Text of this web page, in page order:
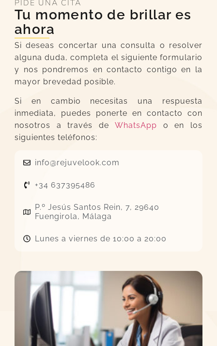
PIDE UNA CITA
Tu momento de brillar es
ahora
Si deseas concertar una consulta o resolver
alguna duda, completa el siguiente formulario
y nos pondremos en contacto contigo en la
mayor brevedad posible.
Si en cambio necesitas una respuesta
inmediata, puedes ponerte en contacto con
nosotros a través deWhatsApp o en los
siguientes teléfonos:
info@rejuvelook.com
+34 637395486
P.º Jesús Santos Rein, 7, 29640
Fuengirola, Málaga
Lunes a viernes de 10:00 a 20:00